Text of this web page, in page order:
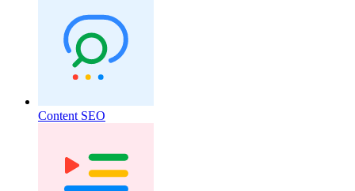
Content SEO